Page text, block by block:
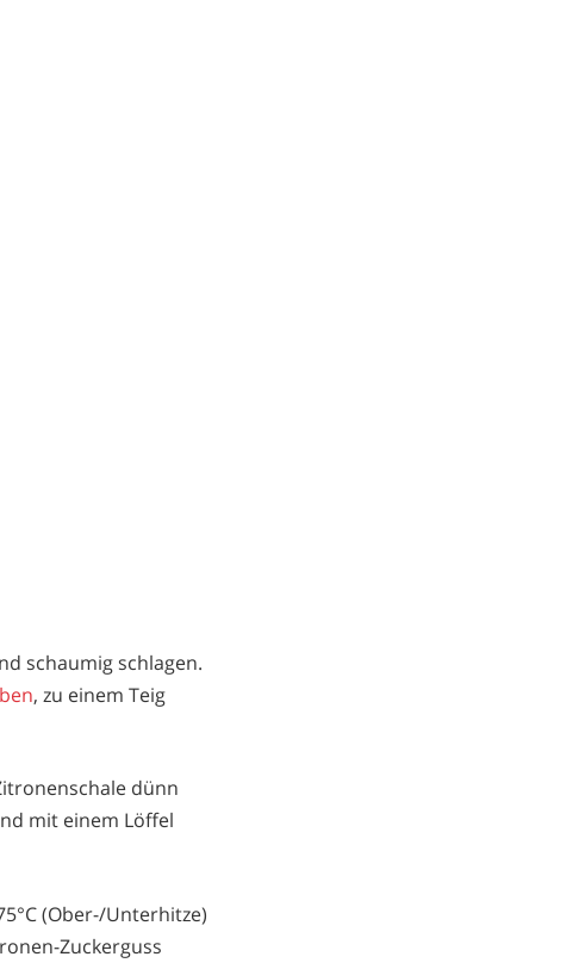
schaumig schlagen.
, zu einem Teig
dünn
mit einem Löffel
(Ober-/Unterhitze)
Zuckerguss